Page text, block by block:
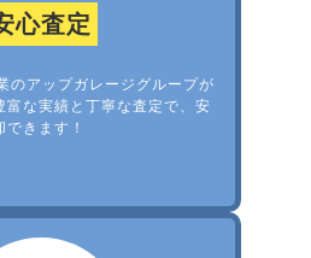
心査定
のアップガレージグループが
富な実績と丁寧な査定で、安
きます！